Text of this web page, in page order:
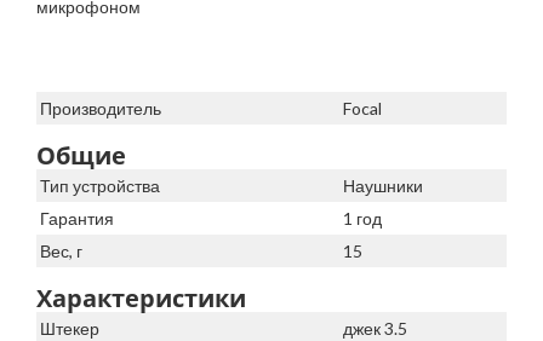
микрофоном
Производитель Focal
Общие
Тип устройства
Наушники
Гарантия
1 год
Вес, г
15
Характеристики
Штекер
джек 3.5